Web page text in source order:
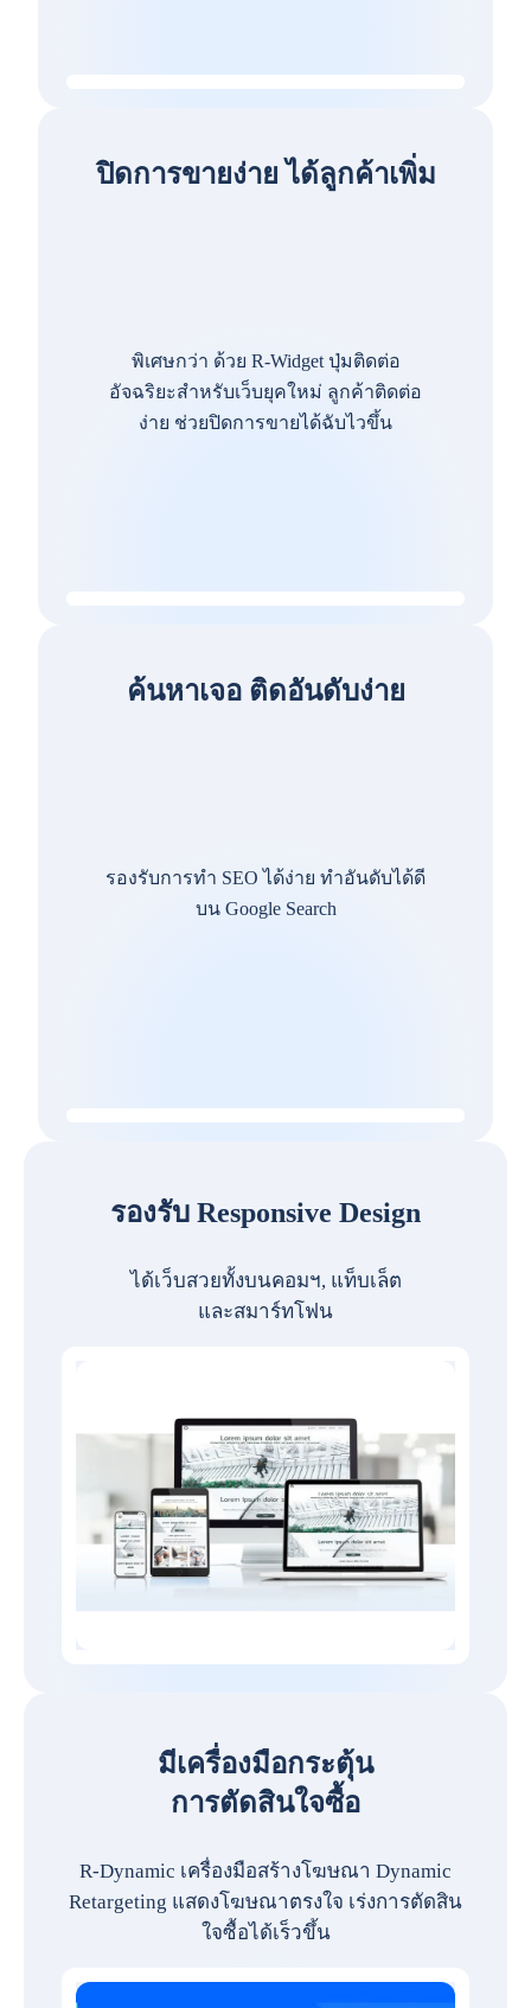
ปิดการขายง่าย ได้ลูกค้าเพิ่ม
พิเศษกว่า ด้วย R-Widget ปุ่มติดต่อ
อัจฉริยะสำหรับเว็บยุคใหม่ ลูกค้าติดต่อ
ง่าย ช่วยปิดการขายได้ฉับไวขึ้น
ค้นหาเจอ ติดอันดับง่าย
รองรับการทำ SEO ได้ง่าย ทำอันดับได้ดี
บน Google Search
รองรับ Responsive Design
ได้เว็บสวยทั้งบนคอมฯ, แท็บเล็ต
และสมาร์ทโฟน
มีเครื่องมือกระตุ้น
การตัดสินใจซื้อ
R-Dynamic เครื่องมือสร้างโฆษณา Dynamic
Retargeting แสดงโฆษณาตรงใจ เร่งการตัดสิน
ใจซื้อได้เร็วขึ้น